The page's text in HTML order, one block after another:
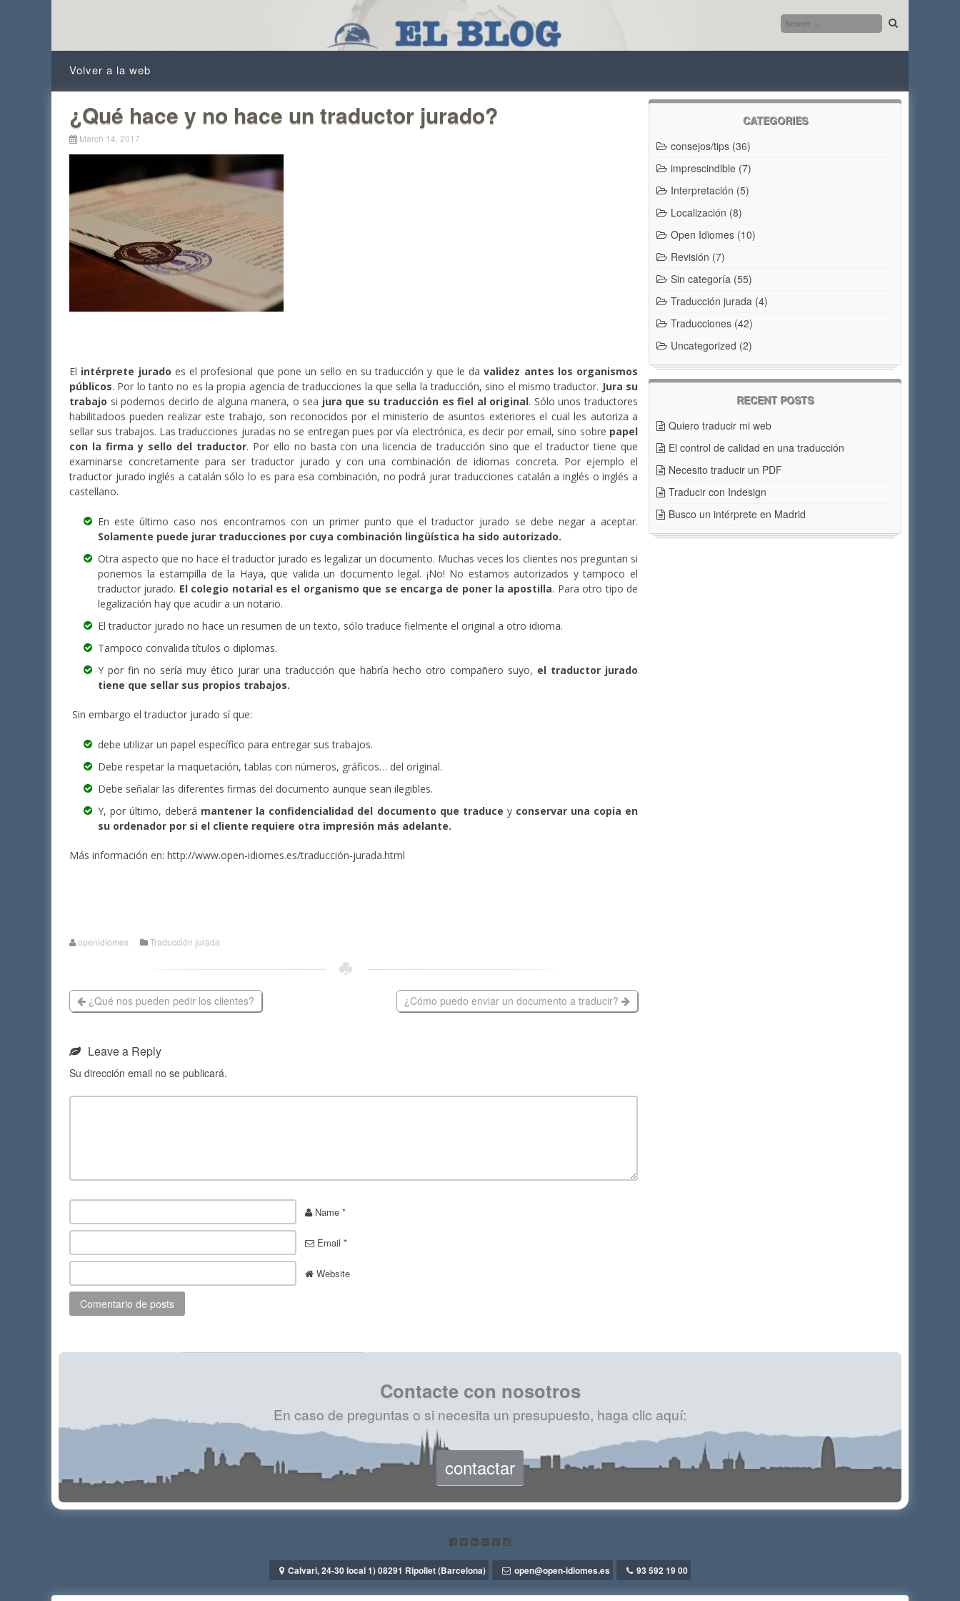
Volver a la web
¿Qué hace y no hace un traductor jurado?
March 14, 2017
El intérprete jurado es el profesional que pone un sello en su traducción y que le davalidez antes los organismos
públicos. Por lo tanto no es la propia agencia de traducciones la que sella la traducción, sino el mismo traductor. Jura su
trabajo si podemos decirlo de alguna manera, o sea jura que su traducción es fiel al original. Sólo unos traductores
habilitadoos pueden realizar este trabajo, son reconocidos por el ministerio de asuntos exteriores el cual les autoriza a
sellar sus trabajos. Las traducciones juradas no se entregan pues por vía electrónica, es decir por email, sino sobre papel
con la firma y sello del traductor. Por ello no basta con una licencia de traducción sino que el traductor tiene que
examinarse concretamente para ser traductor jurado y con una combinación de idiomas concreta. Por ejemplo el
traductor jurado inglés a catalán sólo lo es para esa combinación, no podrá jurar traducciones catalán a inglés o inglés a
castellano.
En este último caso nos encontramos con un primer punto que el traductor jurado se debe negar a aceptar.
Solamente puede jurar traducciones por cuya combinación lingüística ha sido autorizado.
Otra aspecto que no hace el traductor jurado es legalizar un documento. Muchas veces los clientes nos preguntan si
ponemos la estampilla de la Haya, que valida un documento legal. ¡No! No estamos autorizados y tampoco el
traductor jurado. El colegio notarial es el organismo que se encarga de poner la apostilla. Para otro tipo de
legalización hay que acudir a un notario.
El traductor jurado no hace un resumen de un texto, sólo traduce fielmente el original a otro idioma.
Tampoco convalida títulos o diplomas.
Y por fin no sería muy ético jurar una traducción que habría hecho otro compañero suyo, el traductor jurado
tiene que sellar sus propios trabajos.
Sin embargo el traductor jurado sí que:
debe utilizar un papel específico para entregar sus trabajos.
Debe respetar la maquetación, tablas con números, gráficos… del original.
Debe señalar las diferentes firmas del documento aunque sean ilegibles.
Y, por último, deberá mantener la confidencialidad del documento que traduce y conservar una copia en
su ordenador por si el cliente requiere otra impresión más adelante.
Más información en: http://www.open-idiomes.es/traducción-jurada.html
openidiomes Traducción jurada
¿Qué nos pueden pedir los clientes? ¿Cómo puedo enviar un documento a traducir?
Leave a Reply
Su dirección email no se publicará.
Name *
Email *
Website
CATEGORIES
consejos/tips (36)
imprescindible (7)
Interpretación (5)
Localización (8)
Open Idiomes (10)
Revisión (7)
Sin categoría (55)
Traducción jurada (4)
Traducciones (42)
Uncategorized (2)
RECENT POSTS
Quiero traducir mi web
El control de calidad en una traducción
Necesito traducir un PDF
Traducir con Indesign
Busco un intérprete en Madrid
Contacte con nosotros
En caso de preguntas o si necesita un presupuesto, haga clic aquí:
contactar
Calvari, 24-30 local 1) 08291 Ripollet (Barcelona) open@open-idiomes.es 93 592 19 00